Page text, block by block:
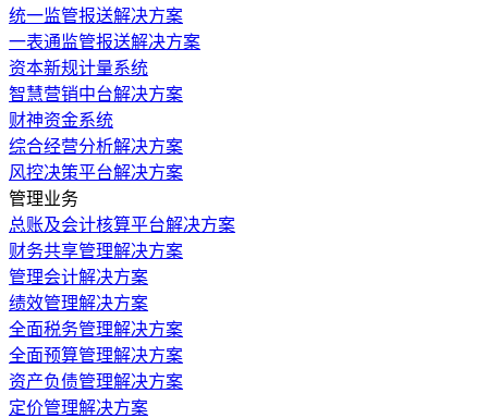
统一监管报送解决方案
一表通监管报送解决方案
资本新规计量系统
智慧营销中台解决方案
财神资金系统
综合经营分析解决方案
风控决策平台解决方案
管理业务
总账及会计核算平台解决方案
财务共享管理解决方案
管理会计解决方案
绩效管理解决方案
全面税务管理解决方案
全面预算管理解决方案
资产负债管理解决方案
定价管理解决方案